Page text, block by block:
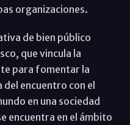
organizaciones.
de bien público
que vincula la
para fomentar la
encuentro con el
en una sociedad
encuentra en el ámbito